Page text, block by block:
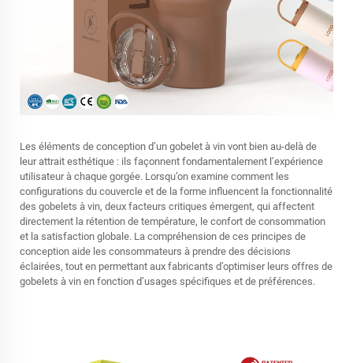
Les éléments de conception d’un gobelet à vin vont bien au-delà de
leur attrait esthétique : ils façonnent fondamentalement l’expérience
utilisateur à chaque gorgée. Lorsqu’on examine comment les
configurations du couvercle et de la forme influencent la fonctionnalité
des gobelets à vin, deux facteurs critiques émergent, qui affectent
directement la rétention de température, le confort de consommation
et la satisfaction globale. La compréhension de ces principes de
conception aide les consommateurs à prendre des décisions
éclairées, tout en permettant aux fabricants d’optimiser leurs offres de
gobelets à vin en fonction d’usages spécifiques et de préférences.